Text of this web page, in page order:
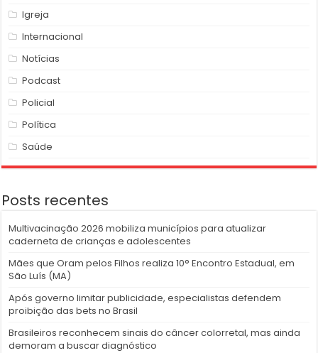
Igreja
Internacional
Notícias
Podcast
Policial
Política
Saúde
Posts recentes
Multivacinação 2026 mobiliza municípios para atualizar
caderneta de crianças e adolescentes
Mães que Oram pelos Filhos realiza 10° Encontro Estadual, em
São Luís (MA)
Após governo limitar publicidade, especialistas defendem
proibição das bets no Brasil
Brasileiros reconhecem sinais do câncer colorretal, mas ainda
demoram a buscar diagnóstico